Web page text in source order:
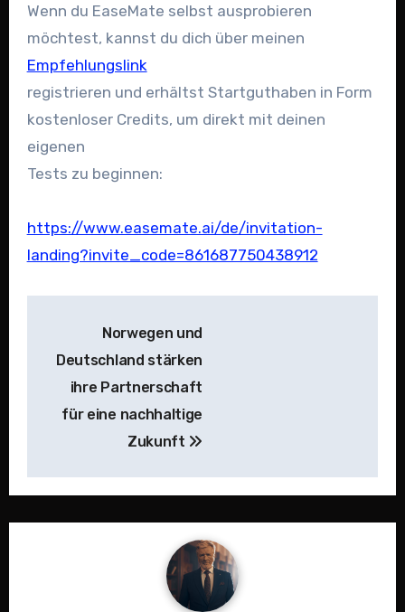
Wenn du EaseMate selbst ausprobieren
möchtest, kannst du dich über meinen
Empfehlungslink
registrieren und erhältst Startguthaben in Form
kostenloser Credits, um direkt mit deinen
eigenen
Tests zu beginnen:
https://www.easemate.ai/de/invitation-
landing?invite_code=861687750438912
Norwegen und
Deutschland stärken
ihre Partnerschaft
für eine nachhaltige
Zukunft